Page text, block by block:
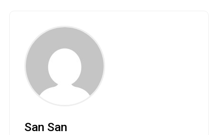
San San